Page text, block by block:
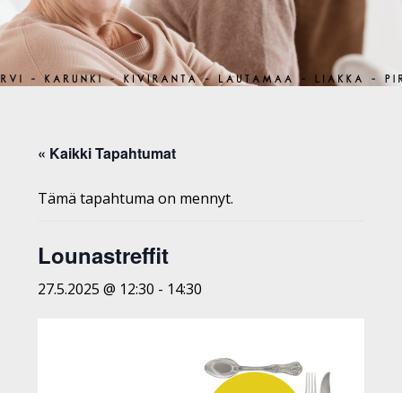
« Kaikki Tapahtumat
Tämä tapahtuma on mennyt.
Lounastreffit
27.5.2025 @ 12:30 - 14:30